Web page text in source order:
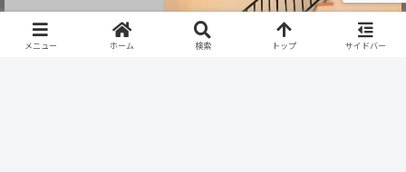
メニュー ホーム 検索 トップ サイドバー